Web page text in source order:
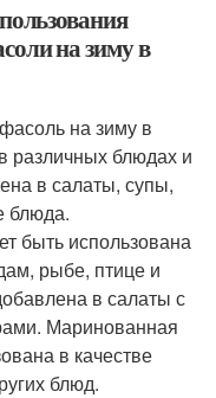
на зиму в
на зиму в
различных блюдах и
в салаты, супы,
блюда.
быть использована
рыбе, птице и
в салаты с
Маринованная
в качестве
блюд.